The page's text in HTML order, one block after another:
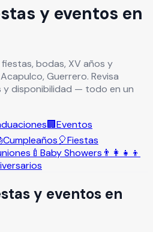
y eventos en
bodas, XV años y
Guerrero. Revisa
disponibilidad — todo en un
🏢Eventos
Cumpleaños🎈Fiestas
🍼 Baby Showers 👨‍👩‍👧‍👦
y eventos en